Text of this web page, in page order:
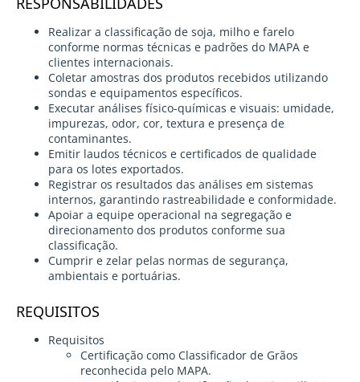
Realizar a classificação de soja, milho e farelo
conforme normas técnicas e padrões do MAPA e
clientes internacionais.
Coletar amostras dos produtos recebidos utilizando
sondas e equipamentos específicos.
Executar análises físico-químicas e visuais: umidade,
impurezas, odor, cor, textura e presença de
contaminantes.
Emitir laudos técnicos e certificados de qualidade
para os lotes exportados.
Registrar os resultados das análises em sistemas
internos, garantindo rastreabilidade e conformidade.
Apoiar a equipe operacional na segregação e
direcionamento dos produtos conforme sua
classificação.
Cumprir e zelar pelas normas de segurança,
ambientais e portuárias.
REQUISITOS
Requisitos
Certificação como Classificador de Grãos
reconhecida pelo MAPA.